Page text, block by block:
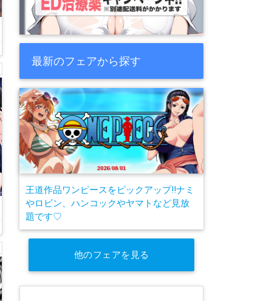
最新のフェアから探す
王道作品ワンピースをピックアップ!!ナミ
やロビン、ハンコックやヤマトなど見放
題です♡
他のフェアを見る